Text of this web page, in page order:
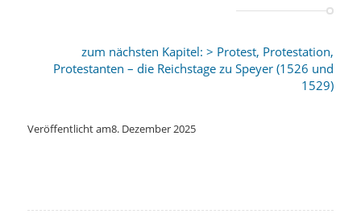
zum nächsten Kapitel: > Protest, Protestation,
Protestanten – die Reichstage zu Speyer (1526 und
1529)
Veröffentlicht am8. Dezember 2025